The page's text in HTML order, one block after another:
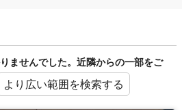
ませんでした。近隣からの一部をご
より広い範囲を検索する